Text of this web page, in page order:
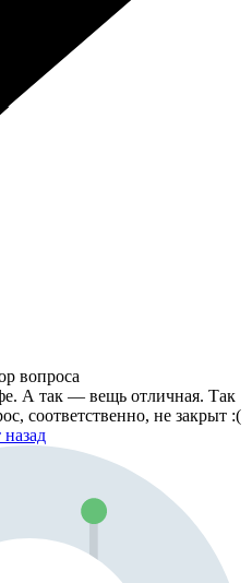
вопроса
А так — вещь отличная. Так
соответственно, не закрыт :(
назад